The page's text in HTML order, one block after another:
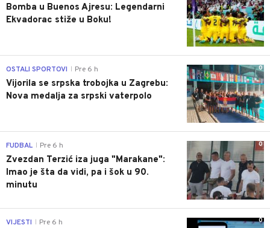
Bomba u Buenos Ajresu: Legendarni
Ekvadorac stiže u Boku!
0
OSTALI SPORTOVI Pre 6 h
Vijorila se srpska trobojka u Zagrebu:
Nova medalja za srpski vaterpolo
0
FUDBAL Pre 6 h
Zvezdan Terzić iza juga "Marakane":
Imao je šta da vidi, pa i šok u 90.
minutu
0
VIJESTI Pre 6 h